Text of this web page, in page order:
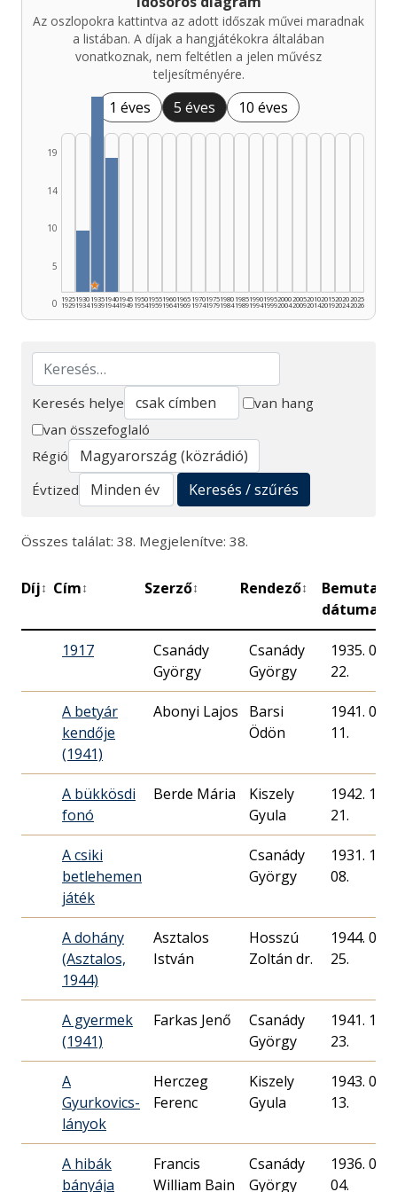
Az oszlopokra kattintva az adott időszak művei maradnak
a listában. A díjak a hangjátékokra általában
vonatkoznak, nem feltétlen a jelen művész
teljesítményére.
1 éves 5 éves 10 éves
0
5
10
14
19
1925
1929
1930
1934
★
1935
1939
1940
1944
1945
1949
1950
1954
1955
1959
1960
1964
1965
1969
1970
1974
1975
1979
1980
1984
1985
1989
1990
1994
1995
1999
2000
2004
2005
2009
2010
2014
2015
2019
2020
2024
2025
2026
Keresés
Keresés helye
van hang
van összefoglaló
Régió
Évtized
Keresés / szűrés
Összes találat: 38. Megjelenítve: 38.
Díj↕ Cím↕ Szerző↕ Rendező↕
Bemutató
dátuma
1917
Csanády
György
Csanády
György
1935. 07.
22.
A betyár
kendője
(1941)
Abonyi Lajos
Barsi
Ödön
1941. 09.
11.
A bükkösdi
fonó
Berde Mária
Kiszely
Gyula
1942. 11.
21.
A csiki
betlehemen
játék
Csanády
György
1931. 12.
08.
A dohány
(Asztalos,
1944)
Asztalos
István
Hosszú
Zoltán dr.
1944. 06.
25.
A gyermek
(1941)
Farkas Jenő
Csanády
György
1941. 12.
23.
A
Gyurkovics-
lányok
Herczeg
Ferenc
Kiszely
Gyula
1943. 05.
13.
A hibák
bányája
Francis
William Bain
Csanády
György
1936. 04.
04.